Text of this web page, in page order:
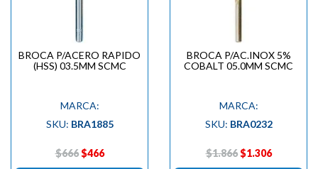
BROCA P/ACERO RAPIDO
(HSS) 03.5MM SCMC
MARCA:
SKU: BRA1885
$666 $466
BROCA P/AC.INOX 5%
COBALT 05.0MM SCMC
MARCA:
SKU: BRA0232
$1.866 $1.306